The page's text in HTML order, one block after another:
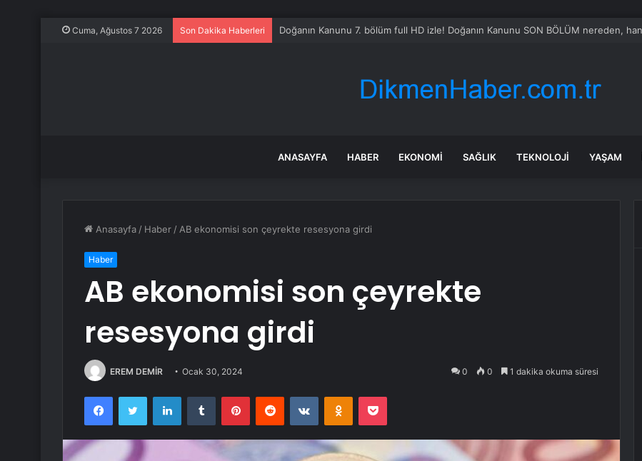
Cuma, Ağustos 7 2026 Son Dakika Haberleri Tokat’ta Sel Riski: Otomobil Güvenli Alana Çekildi
ANASAYFA HABER EKONOMI SAĞLIK TEKNOLOJI YAŞAM
Anasayfa / Haber / AB ekonomisi son çeyrekte resesyona girdi
Haber
AB ekonomisi son çeyrekte
resesyona girdi
EREM DEMİR Ocak 30, 2024 0 0 1 dakika okuma süresi
FacebookTwitter LinkedInTumblr PinterestReddit VKontakteOdnoklassniki
Pocket